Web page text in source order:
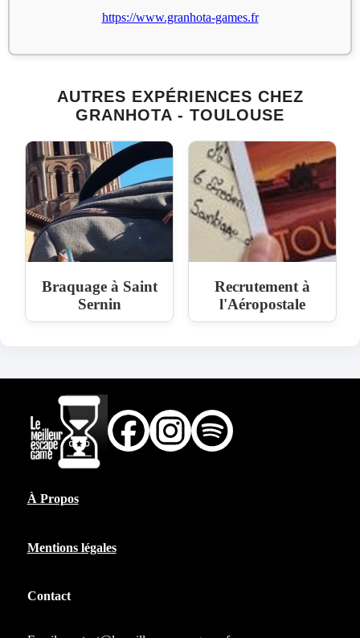
https://www.granhota-games.fr
AUTRES EXPÉRIENCES CHEZ
GRANHOTA - TOULOUSE
Braquage à Saint
Sernin
Recrutement à
l'Aéropostale
À Propos
Mentions légales
Contact